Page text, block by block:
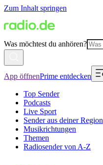
Zum Inhalt springen
Was möchtest du anhören?
App öffnenPrime entdecken
Top Sender
Podcasts
Live Sport
Sender aus deiner Region
Musikrichtungen
Themen
Radiosender von A-Z